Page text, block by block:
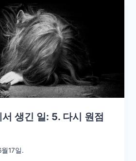
생긴 일: 5. 다시 원점
17일.